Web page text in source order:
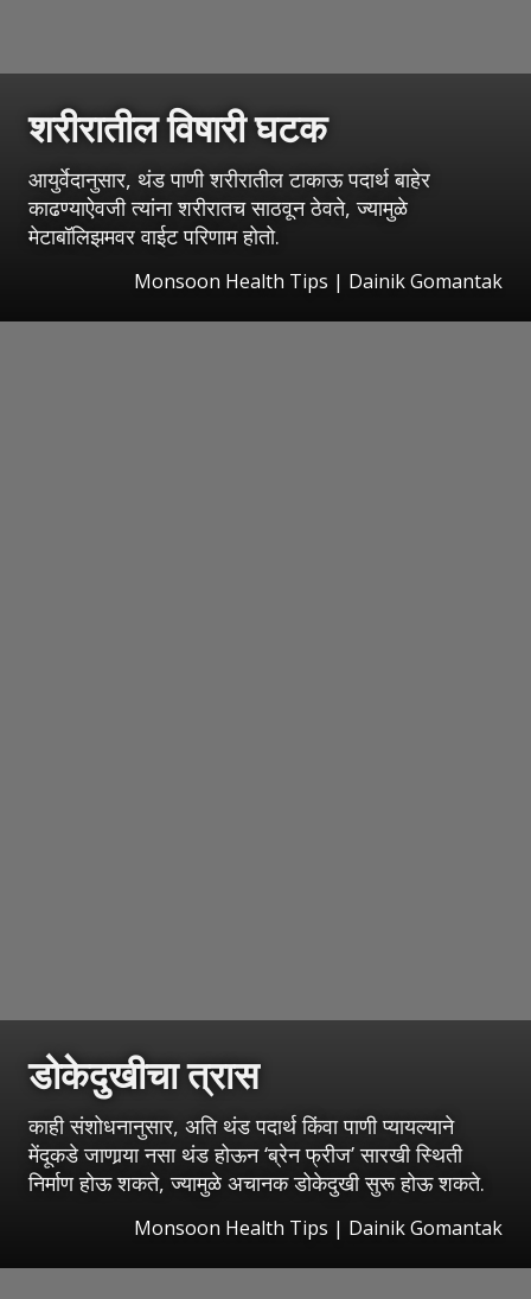
शरीरातील विषारी घटक
आयुर्वेदानुसार, थंड पाणी शरीरातील टाकाऊ पदार्थ बाहेर
काढण्याऐवजी त्यांना शरीरातच साठवून ठेवते, ज्यामुळे
मेटाबॉलिझमवर वाईट परिणाम होतो.
Monsoon Health Tips | Dainik Gomantak
डोकेदुखीचा त्रास
काही संशोधनानुसार, अति थंड पदार्थ किंवा पाणी प्यायल्याने
मेंदूकडे जाणार्‍या नसा थंड होऊन ‘ब्रेन फ्रीज’ सारखी स्थिती
निर्माण होऊ शकते, ज्यामुळे अचानक डोकेदुखी सुरू होऊ शकते.
Monsoon Health Tips | Dainik Gomantak